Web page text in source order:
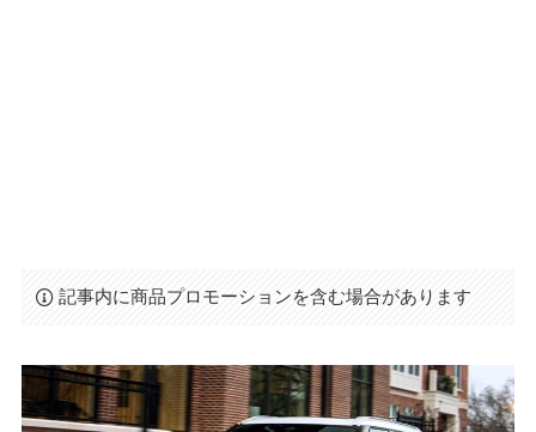
記事内に商品プロモーションを含む場合があります